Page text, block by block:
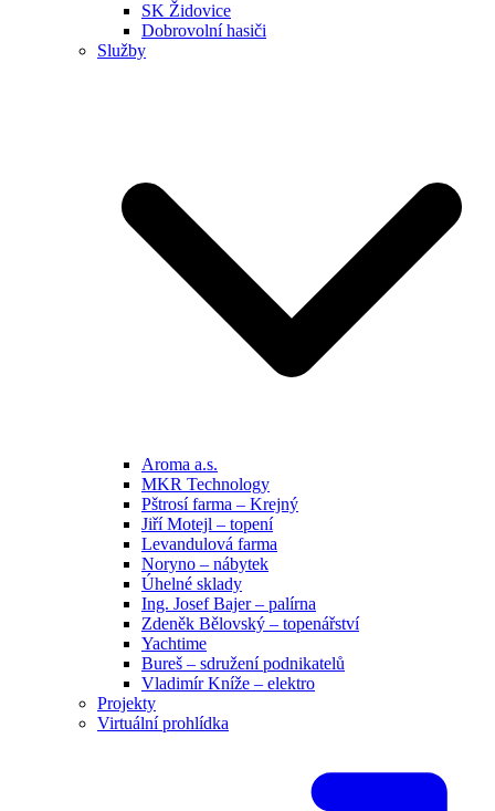
SK Židovice
Dobrovolní hasiči
Služby
Aroma a.s.
MKR Technology
Pštrosí farma – Krejný
Jiří Motejl – topení
Levandulová farma
Noryno – nábytek
Úhelné sklady
Ing. Josef Bajer – palírna
Zdeněk Bělovský – topenářství
Yachtime
Bureš – sdružení podnikatelů
Vladimír Kníže – elektro
Projekty
Virtuální prohlídka